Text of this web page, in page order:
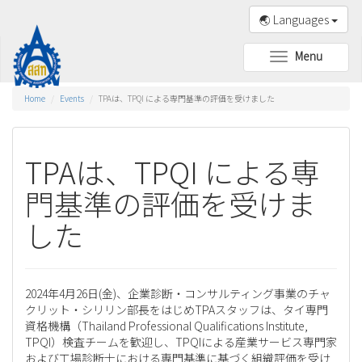
🌏 Languages
Toggle
navigation
Menu
Home Events TPAは、TPQI による専門基準の評価を受けました
TPAは、TPQI による専
門基準の評価を受けま
した
2024年4月26日(金)、企業診断・コンサルティング事業のチャ
クリット・シリリン部長をはじめTPAスタッフは、タイ専門
資格機構（Thailand Professional Qualifications Institute,
TPQI）検査チームを歓迎し、TPQIによる産業サービス専門家
および工場診断士における専門基準に基づく組織評価を受け